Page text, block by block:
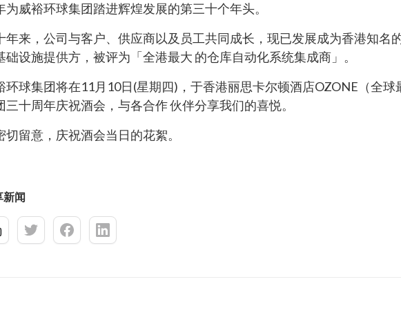
为威裕环球集团踏进辉煌发展的第三十个年头。
年来，公司与客户、供应商以及员工共同成长，现已发展成为香港知名
础设施提供方，被评为「全港最大 的仓库自动化系统集成商」。
环球集团将在11月10日(星期四)，于香港丽思卡尔顿酒店OZONE（全
三十周年庆祝酒会，与各合作 伙伴分享我们的喜悦。
切留意，庆祝酒会当日的花絮。
新闻